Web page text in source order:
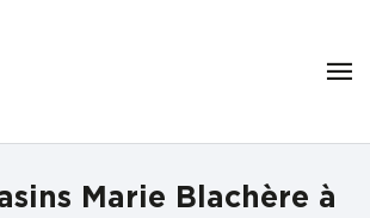
Marie Blachère à